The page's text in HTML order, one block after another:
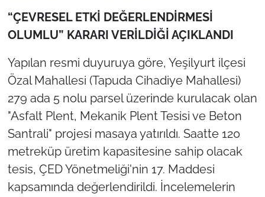
“ÇEVRESEL ETKİ DEĞERLENDİRMESİ
OLUMLU” KARARI VERİLDİĞİ AÇIKLANDI
Yapılan resmi duyuruya göre, Yeşilyurt ilçesi
Özal Mahallesi (Tapuda Cihadiye Mahallesi)
279 ada 5 nolu parsel üzerinde kurulacak olan
"Asfalt Plent, Mekanik Plent Tesisi ve Beton
Santrali" projesi masaya yatırıldı. Saatte 120
metreküp üretim kapasitesine sahip olacak
tesis, ÇED Yönetmeliği'nin 17. Maddesi
kapsamında değerlendirildi. İncelemelerin